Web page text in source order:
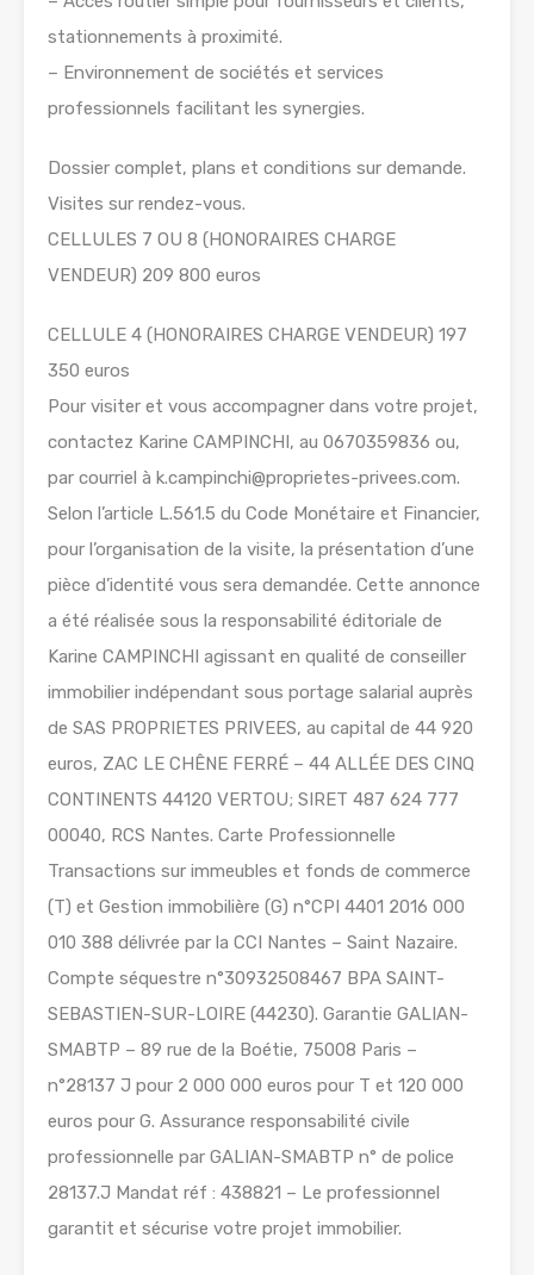
stationnements à proximité.
– Environnement de sociétés et services
professionnels facilitant les synergies.
Dossier complet, plans et conditions sur demande.
Visites sur rendez-vous.
CELLULES 7 OU 8 (HONORAIRES CHARGE
VENDEUR) 209 800 euros
CELLULE 4 (HONORAIRES CHARGE VENDEUR) 197
350 euros
Pour visiter et vous accompagner dans votre projet,
contactez Karine CAMPINCHI, au 0670359836 ou,
par courriel à k.campinchi@proprietes-privees.com.
Selon l’article L.561.5 du Code Monétaire et Financier,
pour l’organisation de la visite, la présentation d’une
pièce d’identité vous sera demandée. Cette annonce
a été réalisée sous la responsabilité éditoriale de
Karine CAMPINCHI agissant en qualité de conseiller
immobilier indépendant sous portage salarial auprès
de SAS PROPRIETES PRIVEES, au capital de 44 920
euros, ZAC LE CHÊNE FERRÉ – 44 ALLÉE DES CINQ
CONTINENTS 44120 VERTOU; SIRET 487 624 777
00040, RCS Nantes. Carte Professionnelle
Transactions sur immeubles et fonds de commerce
(T) et Gestion immobilière (G) n°CPI 4401 2016 000
010 388 délivrée par la CCI Nantes – Saint Nazaire.
Compte séquestre n°30932508467 BPA SAINT-
SEBASTIEN-SUR-LOIRE (44230). Garantie GALIAN-
SMABTP – 89 rue de la Boétie, 75008 Paris –
n°28137 J pour 2 000 000 euros pour T et 120 000
euros pour G. Assurance responsabilité civile
professionnelle par GALIAN-SMABTP n° de police
28137.J Mandat réf : 438821 – Le professionnel
garantit et sécurise votre projet immobilier.